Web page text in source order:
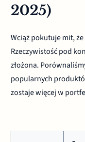
2025)
Wciąż pokutuje mit, że
Rzeczywistość pod
złożona.
popularnych
zostaje więcej w